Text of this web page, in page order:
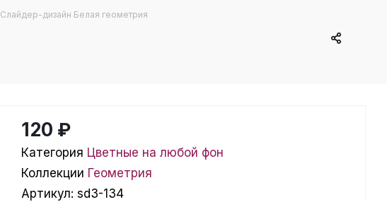
Слайдер-дизайн Белая геометрия
120 ₽
Категория Цветные на любой фон
Коллекции Геометрия
Артикул: sd3-134